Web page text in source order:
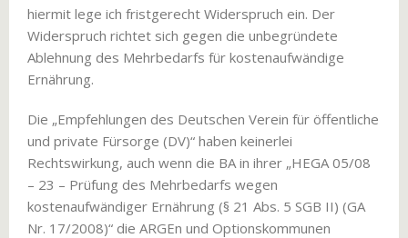
hiermit lege ich fristgerecht Widerspruch ein. Der
Widerspruch richtet sich gegen die unbegründete
Ablehnung des Mehrbedarfs für kostenaufwändige
Ernährung.
Die „Empfehlungen des Deutschen Verein für öffentliche
und private Fürsorge (DV)“ haben keinerlei
Rechtswirkung, auch wenn die BA in ihrer „HEGA 05/08
– 23 – Prüfung des Mehrbedarfs wegen
kostenaufwändiger Ernährung (§ 21 Abs. 5 SGB II) (GA
Nr. 17/2008)“ die ARGEn und Optionskommunen